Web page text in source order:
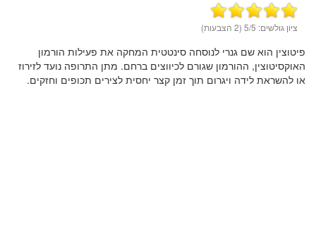
ציון גולשים: 5/5 (2 הצבעות)
פיטוצין הוא שם גנרי לנוסחה סינטטית המחקה את פעילות הורמון
האוקסיטוצין, ההורמון שגורם לכיווצים ברחם. מתן התרופה נועד לזירוז
או להשראת לידה ויגרום תוך זמן קצר יחסית לצירים תכופים וחזקים.